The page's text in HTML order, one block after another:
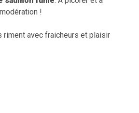
!
riment avec fraicheurs et plaisir